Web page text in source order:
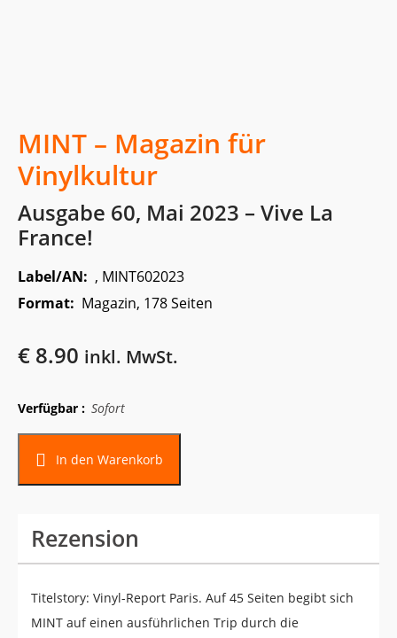
MINT – Magazin für
Vinylkultur
Ausgabe 60, Mai 2023 – Vive La
France!
Label/AN: , MINT602023
Format: Magazin, 178 Seiten
€ 8.90 inkl. MwSt.
Verfügbar : Sofort
In den Warenkorb
Rezension
Titelstory: Vinyl-Report Paris. Auf 45 Seiten begibt sich
MINT auf einen ausführlichen Trip durch die